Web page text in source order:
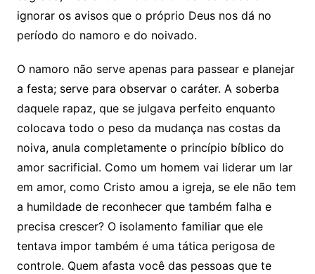
ignorar os avisos que o próprio Deus nos dá no
período do namoro e do noivado.
O namoro não serve apenas para passear e planejar
a festa; serve para observar o caráter. A soberba
daquele rapaz, que se julgava perfeito enquanto
colocava todo o peso da mudança nas costas da
noiva, anula completamente o princípio bíblico do
amor sacrificial. Como um homem vai liderar um lar
em amor, como Cristo amou a igreja, se ele não tem
a humildade de reconhecer que também falha e
precisa crescer? O isolamento familiar que ele
tentava impor também é uma tática perigosa de
controle. Quem afasta você das pessoas que te